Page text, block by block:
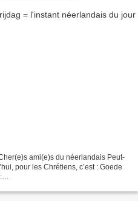
ami(e)s du néerlandais Peut-
pour les Chrétiens, c’est : Goede